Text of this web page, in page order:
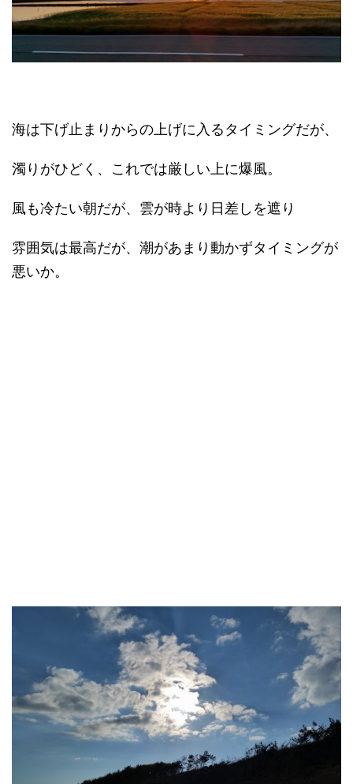
海は下げ止まりからの上げに入るタイミングだが、
濁りがひどく、これでは厳しい上に爆風。
風も冷たい朝だが、雲が時より日差しを遮り
雰囲気は最高だが、潮があまり動かずタイミングが
悪いか。